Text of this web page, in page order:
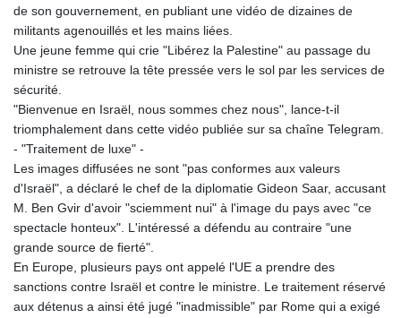
de son gouvernement, en publiant une vidéo de dizaines de
militants agenouillés et les mains liées.
Une jeune femme qui crie "Libérez la Palestine" au passage du
ministre se retrouve la tête pressée vers le sol par les services de
sécurité.
"Bienvenue en Israël, nous sommes chez nous", lance-t-il
triomphalement dans cette vidéo publiée sur sa chaîne Telegram.
- "Traitement de luxe" -
Les images diffusées ne sont "pas conformes aux valeurs
d'Israël", a déclaré le chef de la diplomatie Gideon Saar, accusant
M. Ben Gvir d'avoir "sciemment nui" à l'image du pays avec "ce
spectacle honteux". L'intéressé a défendu au contraire "une
grande source de fierté".
En Europe, plusieurs pays ont appelé l'UE a prendre des
sanctions contre Israël et contre le ministre. Le traitement réservé
aux détenus a ainsi été jugé "inadmissible" par Rome qui a exigé